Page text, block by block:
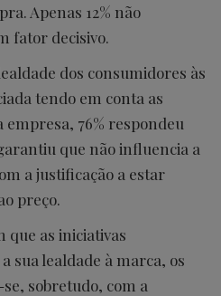
Apenas 12% não
fator decisivo.
dos consumidores às
tendo em conta as
76% respondeu
que não influencia a
a justificação a estar
preço.
que as iniciativas
sua lealdade à marca, os
sobretudo, com a